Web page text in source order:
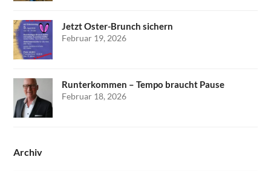
Jetzt Oster-Brunch sichern
Februar 19, 2026
Runterkommen – Tempo braucht Pause
Februar 18, 2026
Archiv